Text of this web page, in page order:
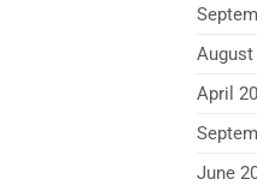
August
April
June